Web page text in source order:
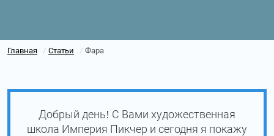
Главная / Статьи / Фара
Добрый день! С Вами художественная
школа Империя Пикчер и сегодня я покажу